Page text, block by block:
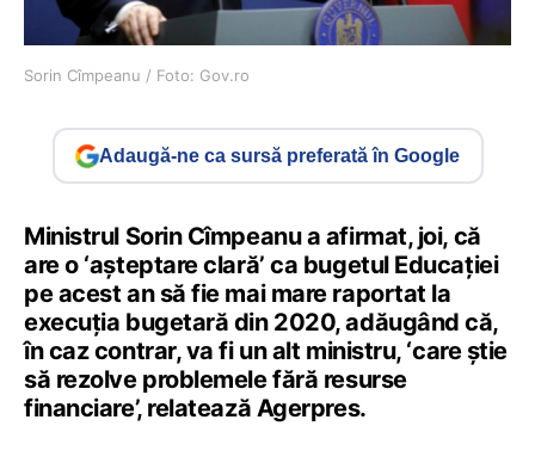
Sorin Cîmpeanu / Foto: Gov.ro
Adaugă-ne ca sursă preferată în Google
Ministrul Sorin Cîmpeanu a afirmat, joi, că
are o ‘așteptare clară’ ca bugetul Educației
pe acest an să fie mai mare raportat la
execuția bugetară din 2020, adăugând că,
în caz contrar, va fi un alt ministru, ‘care știe
să rezolve problemele fără resurse
financiare’, relatează Agerpres.